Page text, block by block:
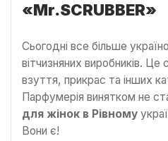
«Mr.SCRUBBER»
Сьогодні все більше
вітчизняних виробників.
взуття, прикрас та інших
Парфумерія винятком не
для жінок в Рівному
Вони є!